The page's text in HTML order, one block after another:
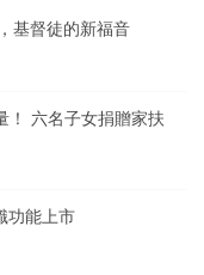
基督徒的新福音
！ 六名子女捐贈家扶
功能上市